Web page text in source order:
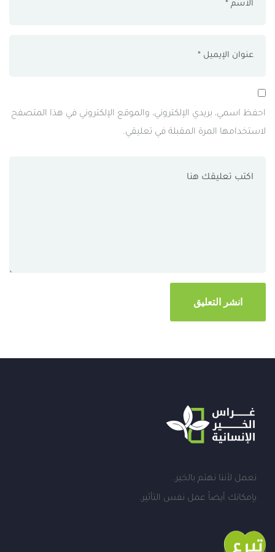
احفظ اسمي، بريدي الإلكتروني، والموقع الإلكتروني في هذا المتصفح
لاستخدامها المرة المقبلة في تعليقي.
نعمل لأننا نهتم بالخير.
بإمكانك أيضاً عمل نفس التأثير.